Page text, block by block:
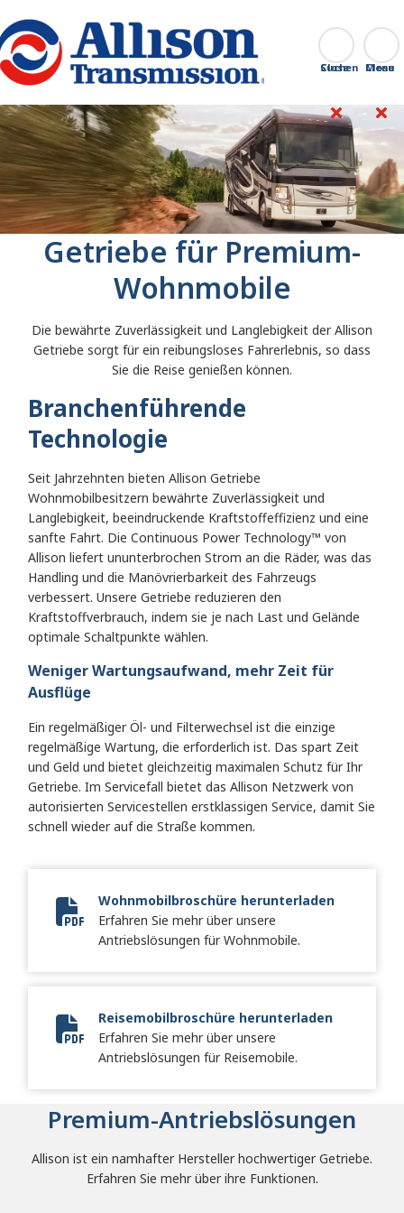
Go Home Suchen
Close
Getriebe für Premium-
Wohnmobile
Die bewährte Zuverlässigkeit und Langlebigkeit der Allison
Getriebe sorgt für ein reibungsloses Fahrerlebnis, so dass
Sie die Reise genießen können.
Branchenführende
Technologie
Seit Jahrzehnten bieten Allison Getriebe
Wohnmobilbesitzern bewährte Zuverlässigkeit und
Langlebigkeit, beeindruckende Kraftstoffeffizienz und eine
sanfte Fahrt. Die Continuous Power Technology™ von
Allison liefert ununterbrochen Strom an die Räder, was das
Handling und die Manövrierbarkeit des Fahrzeugs
verbessert. Unsere Getriebe reduzieren den
Kraftstoffverbrauch, indem sie je nach Last und Gelände
optimale Schaltpunkte wählen.
Weniger Wartungsaufwand, mehr Zeit für
Ausflüge
Ein regelmäßiger Öl- und Filterwechsel ist die einzige
regelmäßige Wartung, die erforderlich ist. Das spart Zeit
und Geld und bietet gleichzeitig maximalen Schutz für Ihr
Getriebe. Im Servicefall bietet das Allison Netzwerk von
autorisierten Servicestellen erstklassigen Service, damit Sie
schnell wieder auf die Straße kommen.
2024 Truck RV Brochure
Wohnmobilbroschüre herunterladen
Erfahren Sie mehr über unsere
Antriebslösungen für Wohnmobile.
2024 Motorhome Brochure
Reisemobilbroschüre herunterladen
Erfahren Sie mehr über unsere
Antriebslösungen für Reisemobile.
Premium-Antriebslösungen
Allison ist ein namhafter Hersteller hochwertiger Getriebe.
Erfahren Sie mehr über ihre Funktionen.